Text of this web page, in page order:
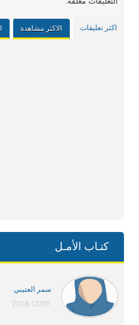
اكثر تعليقات الاكثر مشاهدة
كتـاب الأمـل
سمر العتيبي
2018/12/09